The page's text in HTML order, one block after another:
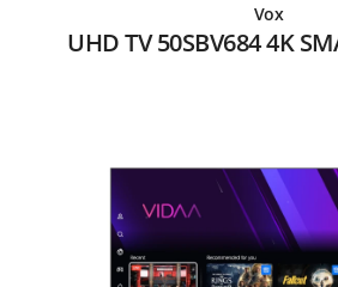
Vox
UHD TV 50SBV684 4K